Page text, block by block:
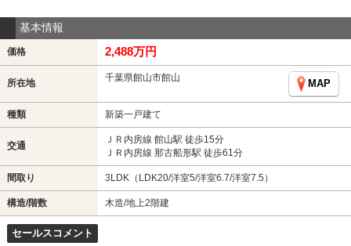
基本情報
価格 2,488万円
所在地 千葉県館山市館山
MAP
種類 新築一戸建て
交通
ＪＲ内房線 館山駅 徒歩15分
ＪＲ内房線 那古船形駅 徒歩61分
間取り 3LDK（LDK20/洋室5/洋室6.7/洋室7.5）
構造/階数 木造/地上2階建
セールスコメント